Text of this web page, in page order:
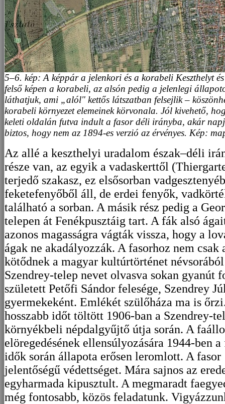
5–6. kép: A képpár a jelenkori és a korabeli Keszthelyt
felső képen a korabeli, az alsón pedig a jelenlegi
láthatjuk, ami „alól" kettős látszatban felsejlik –
korabeli környezet elemeinek körvonala. Jól kivehető,
keleti oldalán futva indult a fasor déli irányba, akár
biztos, hogy nem az 1894-es verzió az érvényes. Kép:
Az allé a keszthelyi uradalom észak–déli
része van, az egyik a vadaskerttől
terjedő szakasz, ez elsősorban
feketefenyőből áll, de erdei fenyők,
található a sorban. A másik rész pedig a
telepen át Fenékpusztáig tart. A fák alsó
azonos magasságra vágták vissza, hogy a
ágak ne akadályozzák. A fasorhoz nem csak
kötődnek a magyar kultúrtörténet
Szendrey-telep nevet olvasva sokan gyanút
született Petőfi Sándor felesége, Szendrey
gyermekeként. Emlékét szülőháza ma is
hosszabb időt töltött 1906-ban a Szendrey-
környékbeli népdalgyűjtő útja során. A
elöregedésének ellensúlyozására 1944-ben
idők során állapota erősen leromlott. A
jelentőségű védettséget. Mára sajnos az
egyharmada kipusztult. A megmaradt
még fontosabb, közös feladatunk.